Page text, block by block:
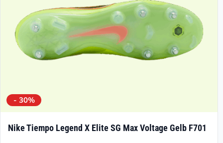
Produktseite
gewählt
werden
- 30%
Nike Tiempo Legend X Elite SG Max Voltage Gelb F701